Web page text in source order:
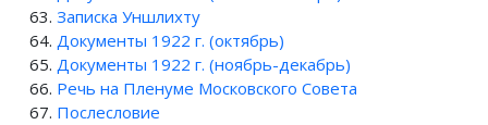
Записка Уншлихту
Документы 1922 г. (октябрь)
Документы 1922 г. (ноябрь-декабрь)
Речь на Пленуме Московского Совета
Послесловие